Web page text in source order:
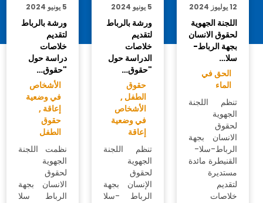
الرباط-سلا-
القنيطرة: لقاء
جهوي لتقديم
تقرير…
الحق في
الصحة ,
السجون
تنظم اللجنة
الجهوية
لحقوق
الإنسان بجهة
الرباط-سلا-
القنيطرة، لقاء
جهويا حول
التقرير
اللجنة الجهوية
لحقوق الإنسان
بجهة الرباط-
سلا…
اجتماع عادي
الرباط-سلا-
القنيطرة:
اللقاء
التواصلي
الثالث مع…
مجتمع مدني
النموذج
التنموي
الجديد
تنظم اللجنة
الجهوية
لحقوق
الإنسان بجهة
الرباط-سلا-